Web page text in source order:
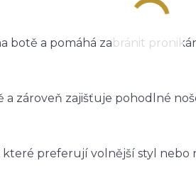
botě a pomáhá zabránit
zároveň zajišťuje pohodlné
preferují volnější styl nebo